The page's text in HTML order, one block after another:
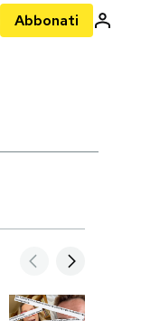
Abbonati